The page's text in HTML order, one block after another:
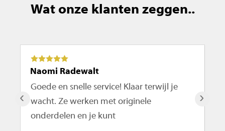
Wat onze klanten zeggen..
Goede en snelle service! Klaar terwijl je
wacht. Ze werken met originele
onderdelen en je kunt
Naomi Radewalt
‹ ›